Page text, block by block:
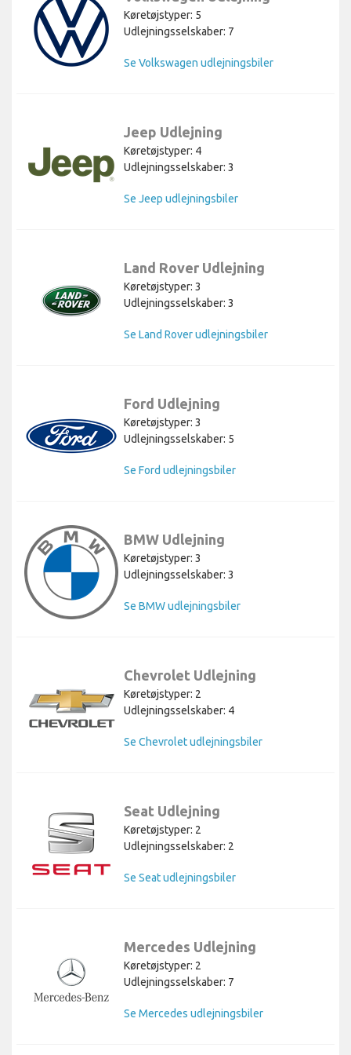
Køretøjstyper: 5
Udlejningsselskaber: 7
Se Volkswagen udlejningsbiler
Jeep Udlejning
Køretøjstyper: 4
Udlejningsselskaber: 3
Se Jeep udlejningsbiler
Land Rover Udlejning
Køretøjstyper: 3
Udlejningsselskaber: 3
Se Land Rover udlejningsbiler
Ford Udlejning
Køretøjstyper: 3
Udlejningsselskaber: 5
Se Ford udlejningsbiler
BMW Udlejning
Køretøjstyper: 3
Udlejningsselskaber: 3
Se BMW udlejningsbiler
Chevrolet Udlejning
Køretøjstyper: 2
Udlejningsselskaber: 4
Se Chevrolet udlejningsbiler
Seat Udlejning
Køretøjstyper: 2
Udlejningsselskaber: 2
Se Seat udlejningsbiler
Mercedes Udlejning
Køretøjstyper: 2
Udlejningsselskaber: 7
Se Mercedes udlejningsbiler